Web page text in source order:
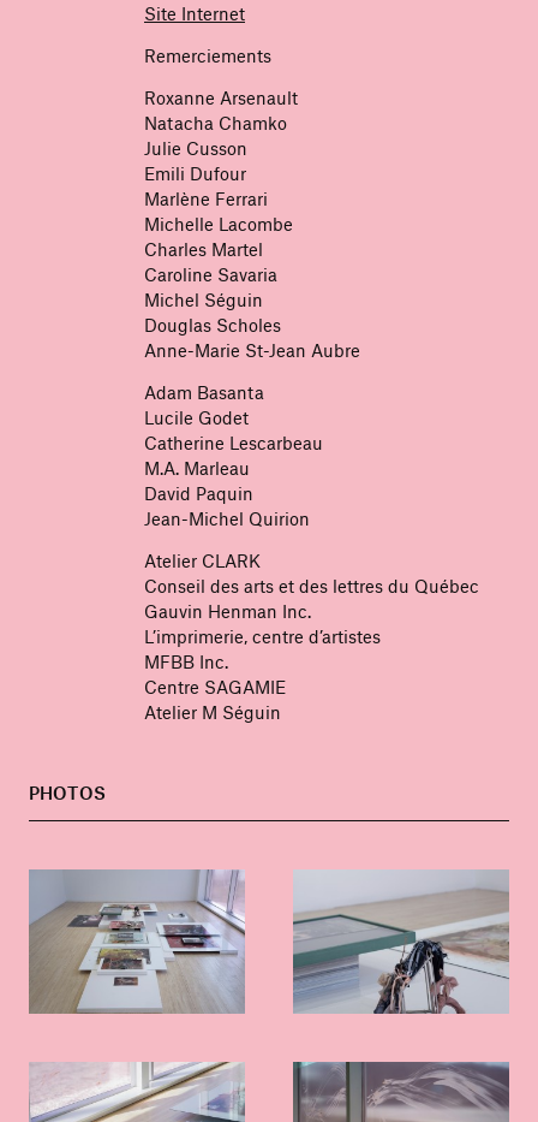
Site Internet
Remerciements
Roxanne Arsenault
Natacha Chamko
Julie Cusson
Emili Dufour
Marlène Ferrari
Michelle Lacombe
Charles Martel
Caroline Savaria
Michel Séguin
Douglas Scholes
Anne-Marie St-Jean Aubre
Adam Basanta
Lucile Godet
Catherine Lescarbeau
M.A. Marleau
David Paquin
Jean-Michel Quirion
Atelier CLARK
Conseil des arts et des lettres du Québec
Gauvin Henman Inc.
L’imprimerie, centre d’artistes
MFBB Inc.
Centre SAGAMIE
Atelier M Séguin
PHOTOS